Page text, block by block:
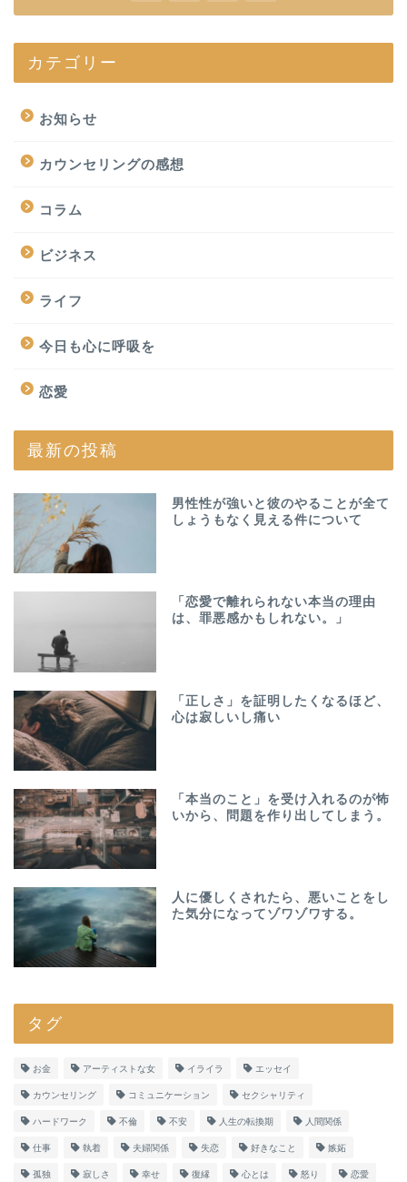
カテゴリー
お知らせ
カウンセリングの感想
コラム
ビジネス
ライフ
今日も心に呼吸を
恋愛
最新の投稿
男性性が強いと彼のやることが全て
しょうもなく見える件について
「恋愛で離れられない本当の理由
は、罪悪感かもしれない。」
「正しさ」を証明したくなるほど、
心は寂しいし痛い
「本当のこと」を受け入れるのが怖
いから、問題を作り出してしまう。
人に優しくされたら、悪いことをし
た気分になってゾワゾワする。
タグ
お金 アーティストな女 イライラ エッセイ
カウンセリング コミュニケーション セクシャリティ
ハードワーク 不倫 不安 人生の転換期 人間関係
仕事 執着 夫婦関係 失恋 好きなこと 嫉妬
孤独 寂しさ 幸せ 復縁 心とは 怒り 恋愛